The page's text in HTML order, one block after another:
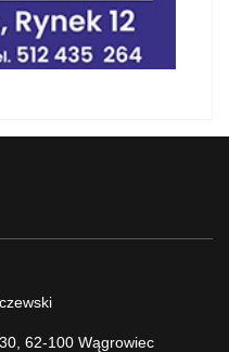
62-100 Wągrowiec